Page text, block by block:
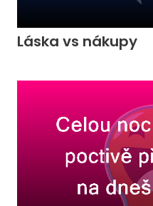
Láska vs nákupy